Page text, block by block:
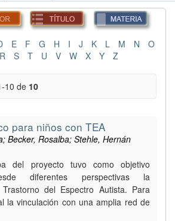
E F G H I J K L M N
O
R S T U V W X Y Z
10 de 10
para niños con TEA
Becker, Rosalba; Stehle, Hernán
del proyecto tuvo como objetivo
diferentes perspectivas la
del Espectro Autista. Para
la vinculación con una amplia red de